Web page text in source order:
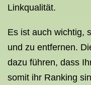
Linkqualität.
Es ist auch wichtig,
und zu entfernen.
dazu führen, dass
somit ihr Ranking